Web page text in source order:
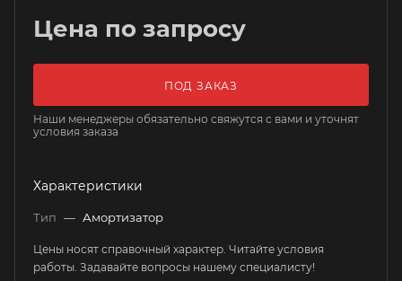
Цена по запросу
ПОД ЗАКАЗ
Наши менеджеры обязательно свяжутся с вами и уточнят
условия заказа
Характеристики
Тип — Амортизатор
Цены носят справочный характер. Читайте условия
работы. Задавайте вопросы нашему специалисту!